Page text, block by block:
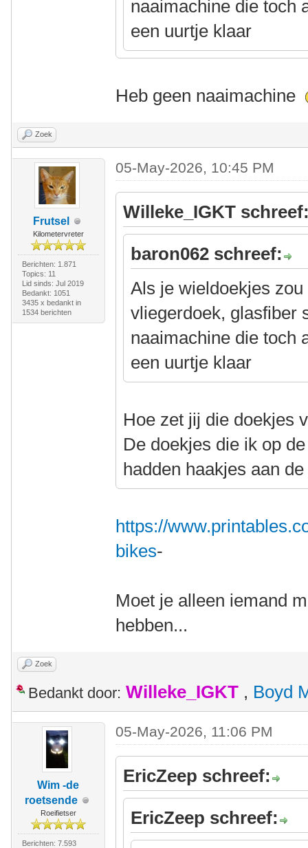
naaimachine die toch
een uurtje klaar
Heb geen naaimachine
Zoek
Frutsel
Kilometervreter
Berichten: 1.871
Topics: 11
Lid sinds: Jul 2019
Bedankt: 1051
3435 x bedankt in
1534 berichten
05-May-2026, 10:45 PM
Willeke_IGKT
baron062 schreef:
Als je wieldoekjes
vliegerdoek, glasfiber
naaimachine die toch
een uurtje klaar
Hoe zet jij die doekjes
De doekjes die ik op
hadden haakjes aan
https://
bikes-
Moet je alleen iemand
hebben...
Zoek
Bedankt door: Willeke_IGKT , Boyd
Wim -de
roetsende
Roeifietser
Berichten: 7.593
05-May-2026, 11:06 PM
EricZeep schreef:
EricZeep schreef: